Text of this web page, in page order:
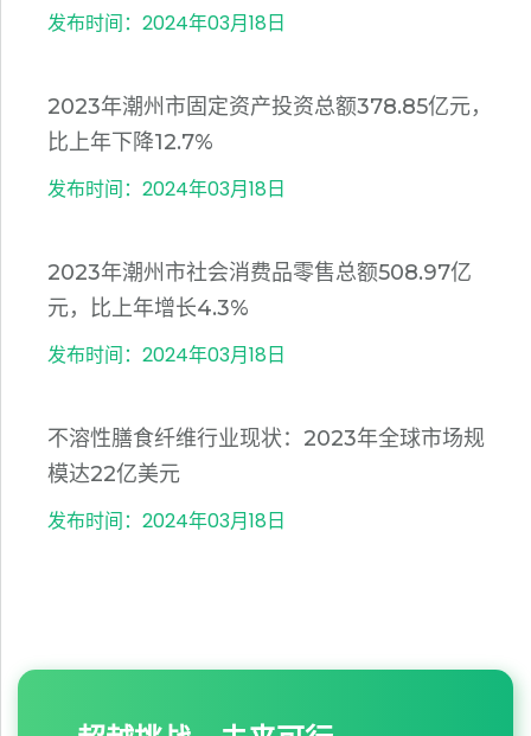
发布时间：2024年03月18日
2023年潮州市固定资产投资总额378.85亿元，
比上年下降12.7%
发布时间：2024年03月18日
2023年潮州市社会消费品零售总额508.97亿
元，比上年增长4.3%
发布时间：2024年03月18日
不溶性膳食纤维行业现状：2023年全球市场规
模达22亿美元
发布时间：2024年03月18日